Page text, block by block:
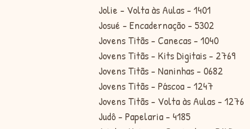
Jolie - Volta às Aulas - 1401
Josué - Encadernação - 5302
Jovens Titãs - Canecas - 1040
Jovens Titãs - Kits Digitais - 2769
Jovens Titãs - Naninhas - 0682
Jovens Titãs - Páscoa - 1247
Jovens Titãs - Volta às Aulas - 1276
Judô - Papelaria - 4185